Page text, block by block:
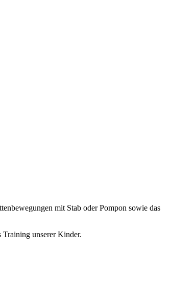
mit Stab oder Pompon sowie das
Training unserer Kinder.